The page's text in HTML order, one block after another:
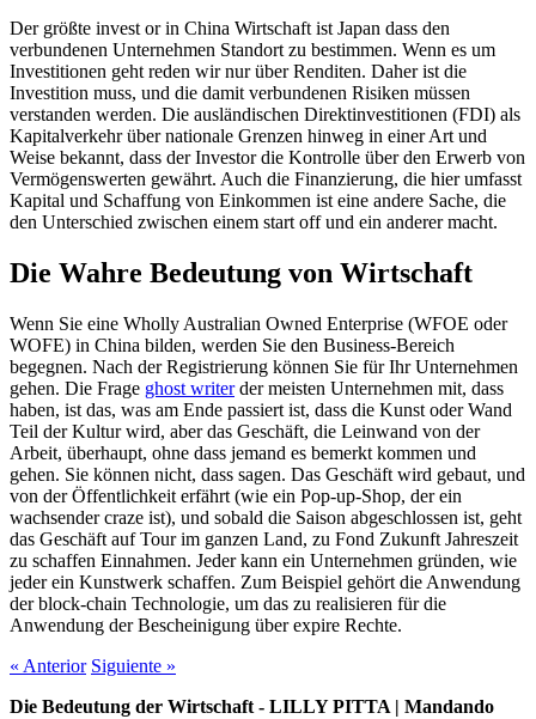
Der größte invest or in China Wirtschaft ist Japan dass den
verbundenen Unternehmen Standort zu bestimmen. Wenn es um
Investitionen geht reden wir nur über Renditen. Daher ist die
Investition muss, und die damit verbundenen Risiken müssen
verstanden werden. Die ausländischen Direktinvestitionen (FDI) als
Kapitalverkehr über nationale Grenzen hinweg in einer Art und
Weise bekannt, dass der Investor die Kontrolle über den Erwerb von
Vermögenswerten gewährt. Auch die Finanzierung, die hier umfasst
Kapital und Schaffung von Einkommen ist eine andere Sache, die
den Unterschied zwischen einem start off und ein anderer macht.
Die Wahre Bedeutung von Wirtschaft
Wenn Sie eine Wholly Australian Owned Enterprise (WFOE oder
WOFE) in China bilden, werden Sie den Business-Bereich
begegnen. Nach der Registrierung können Sie für Ihr Unternehmen
gehen. Die Frage ghost writerder meisten Unternehmen mit, dass
haben, ist das, was am Ende passiert ist, dass die Kunst oder Wand
Teil der Kultur wird, aber das Geschäft, die Leinwand von der
Arbeit, überhaupt, ohne dass jemand es bemerkt kommen und
gehen. Sie können nicht, dass sagen. Das Geschäft wird gebaut, und
von der Öffentlichkeit erfährt (wie ein Pop-up-Shop, der ein
wachsender craze ist), und sobald die Saison abgeschlossen ist, geht
das Geschäft auf Tour im ganzen Land, zu Fond Zukunft Jahreszeit
zu schaffen Einnahmen. Jeder kann ein Unternehmen gründen, wie
jeder ein Kunstwerk schaffen. Zum Beispiel gehört die Anwendung
der block-chain Technologie, um das zu realisieren für die
Anwendung der Bescheinigung über expire Rechte.
« Anterior Siguiente »
Die Bedeutung der Wirtschaft - LILLY PITTA | Mandando